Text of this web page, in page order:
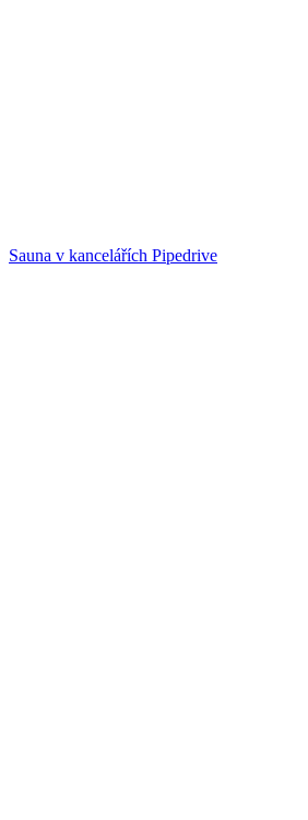
Sauna v kancelářích Pipedrive